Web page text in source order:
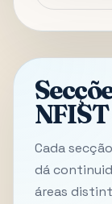
NFIST
Cada
dá
áreas